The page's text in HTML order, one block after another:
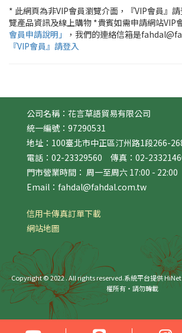
* 此網頁為非VIP會員瀏覽介面，『VIP會員』
覽產品資訊及線上購物 *貴賓如需申請網站VIP
會員申請說明」
，我們的連絡信箱是
『VIP會員』請登入
公司名稱：花言草語貿易有限公司
統一編號：97290531
地址：100臺北市中正區汀州路1段266-
電話：02-23329560 傳真：02-
門市營業時間： 周一至周六 17:00 - 22:00
Email：fahdal@fahdal.com.tw
信用卡傳真訂單下載
網站地圖
Copyright © 2022 . All rights reserved.系統平台提供
權所有‧請勿轉載